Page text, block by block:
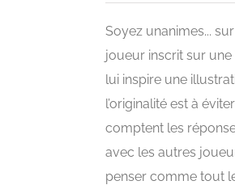
Soyez unanimes...
joueur inscrit sur
lui inspire une
l’originalité est à
comptent les
avec les autres
penser comme tout